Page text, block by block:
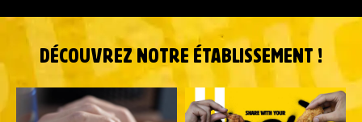
DÉCOUVREZ NOTRE ÉTABLISSEMENT !